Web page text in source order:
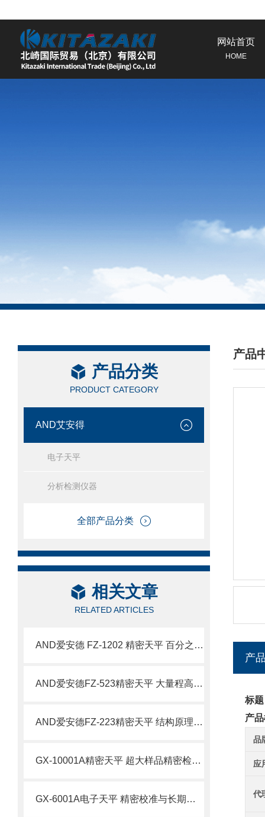
网站首页
HOME
产品分类
PRODUCT CATEGORY
AND艾安得
电子天平
分析检测仪器
全部产品分类
相关文章
RELATED ARTICLES
AND爱安德 FZ-1202 精密天平 百分之一克大量程称量设备
AND爱安德FZ-523精密天平 大量程高精度称量设备特点
AND爱安德FZ-223精密天平 结构原理与技术特性
GX-10001A精密天平 超大样品精密检测场景应用详解
GX-6001A电子天平 精密校准与长期精度维护技术
产品
/
产
标
产
品
应
代